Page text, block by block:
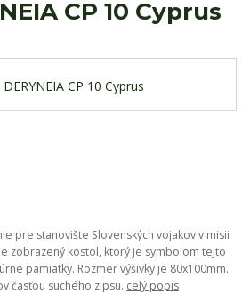
CP 10 Cyprus
pre stanovište Slovenských vojakov v misii
zobrazený kostol, ktorý je symbolom tejto
pamiatky. Rozmer výšivky je 80x100mm.
časťou suchého zipsu. celý popis